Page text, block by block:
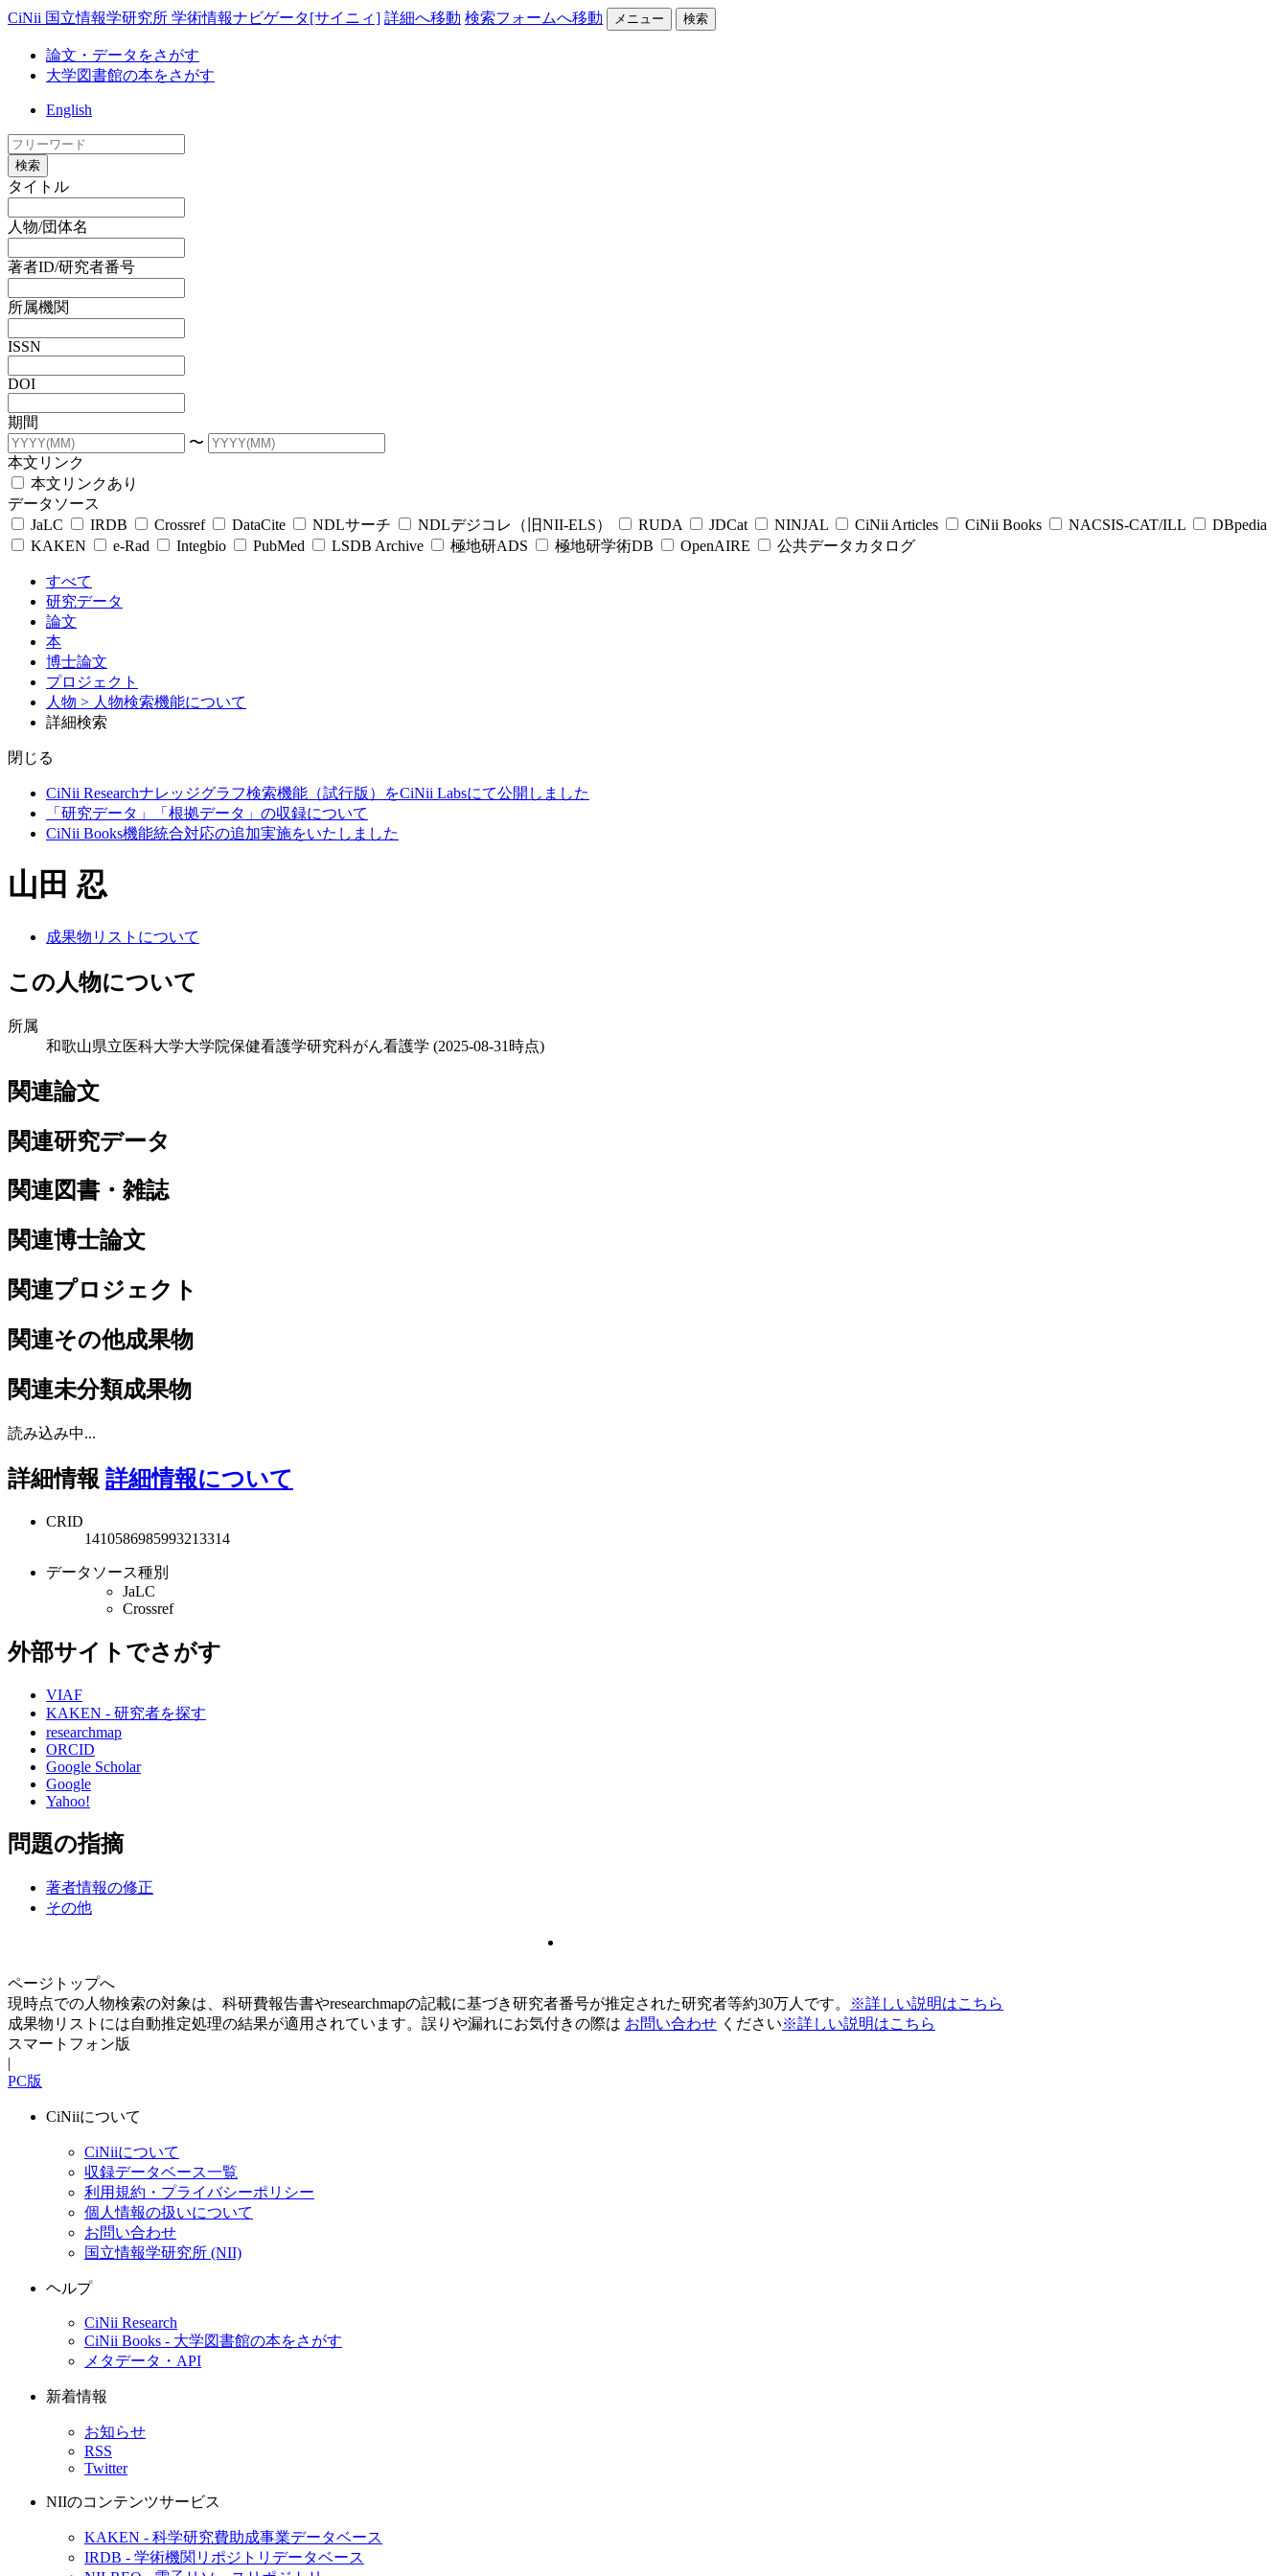
CiNii 国立情報学研究所 学術情報ナビゲータ[サイニィ] 詳細へ移動 検索フォームへ移動 メニュー 検索
論文・データをさがす
大学図書館の本をさがす
English
検索
タイトル
人物/団体名
著者ID/研究者番号
所属機関
ISSN
DOI
期間
〜
本文リンク
本文リンクあり
データソース
JaLC
IRDB Crossref DataCite NDLサーチ NDLデジコレ（旧NII-ELS） RUDA JDCat NINJAL CiNii Articles CiNii Books NACSIS-CAT/ILL
DBpedia
KAKEN
e-Rad Integbio PubMed LSDB Archive 極地研ADS 極地研学術DB OpenAIRE 公共データカタログ
すべて
研究データ
論文
本
博士論文
プロジェクト
人物 > 人物検索機能について
詳細検索
閉じる
CiNii Researchナレッジグラフ検索機能（試行版）をCiNii Labsにて公開しました
「研究データ」「根拠データ」の収録について
CiNii Books機能統合対応の追加実施をいたしました
山田 忍
成果物リストについて
この人物について
所属
和歌山県立医科大学大学院保健看護学研究科がん看護学 (2025-08-31時点)
関連論文
関連研究データ
関連図書・雑誌
関連博士論文
関連プロジェクト
関連その他成果物
関連未分類成果物
読み込み中...
詳細情報 詳細情報について
CRID
1410586985993213314
データソース種別
JaLC
Crossref
外部サイトでさがす
VIAF
KAKEN - 研究者を探す
researchmap
ORCID
Google Scholar
Google
Yahoo!
問題の指摘
著者情報の修正
その他
ページトップへ
現時点での人物検索の対象は、科研費報告書やresearchmapの記載に基づき研究者番号が推定された研究者等約30万人です。
※詳しい説明はこちら
成果物リストには自動推定処理の結果が適用されています。誤りや漏れにお気付きの際は お問い合わせ ください※詳しい説明はこちら
スマートフォン版
|
PC版
CiNiiについて
CiNiiについて
収録データベース一覧
利用規約・プライバシーポリシー
個人情報の扱いについて
お問い合わせ
国立情報学研究所 (NII)
ヘルプ
CiNii Research
CiNii Books - 大学図書館の本をさがす
メタデータ・API
新着情報
お知らせ
RSS
Twitter
NIIのコンテンツサービス
KAKEN - 科学研究費助成事業データベース
IRDB - 学術機関リポジトリデータベース